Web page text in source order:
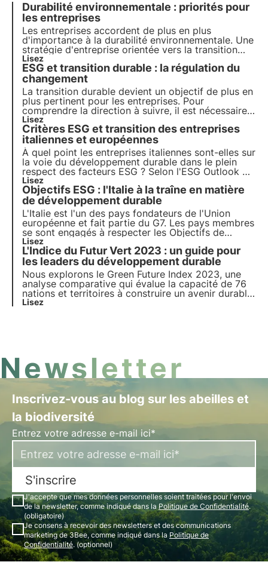
Durabilité environnementale : priorités pour
les entreprises
Les entreprises accordent de plus en plus
d'importance à la durabilité environnementale. Une
stratégie d'entreprise orientée vers la transition
écologique n'est pas une option mais une
nécessité. Voyons comment se l'approprier pour
croître et dynamiser l'économie.
Lisez
ESG et transition durable : la régulation du
changement
La transition durable devient un objectif de plus en
plus pertinent pour les entreprises. Pour
comprendre la direction à suivre, il est nécessaire
de connaître les règles qui régissent la
mobilisation. Dans cet article, nous proposons une
vue d'ensemble qui lève les doutes sur les actions
à entreprendre.
Lisez
Critères ESG et transition des entreprises
italiennes et européennes
À quel point les entreprises italiennes sont-elles sur
la voie du développement durable dans le plein
respect des facteurs ESG ? Selon l'ESG Outlook du
CRIF, l'Italie est dans la bonne direction, mais la
transition vers les objectifs de protection de la
biodiversité de l'Agenda 2030 est encore loin.
Lisez
Objectifs ESG : l'Italie à la traîne en matière
de développement durable
L'Italie est l'un des pays fondateurs de l'Union
européenne et fait partie du G7. Les pays membres
se sont engagés à respecter les Objectifs de
développement durable de l'Agenda 2030 pour la
protection de la biodiversité. Malheureusement, le
rapport ASviS montre un ralentissement significatif
en Italie.
Lisez
L'Indice du Futur Vert 2023 : un guide pour
les leaders du développement durable
Nous explorons le Green Future Index 2023, une
analyse comparative qui évalue la capacité de 76
nations et territoires à construire un avenir durable
et à faible émission de carbone, dans des
Lisez
Newsletter
Inscrivez-vous au blog sur les abeilles et
la biodiversité
Entrez votre adresse e-mail ici*
S'inscrire
J'accepte que mes données personnelles soient traitées pour l'envoi
de la newsletter, comme indiqué dans la Politique de Confidentialité.
(obligatoire)
Je consens à recevoir des newsletters et des communications
marketing de 3Bee, comme indiqué dans la Politique de
Confidentialité. (optionnel)